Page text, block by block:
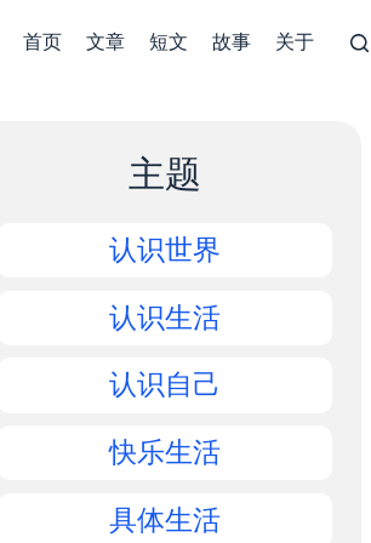
首页 文章 短文 故事 关于
主题
认识世界
认识生活
认识自己
快乐生活
具体生活